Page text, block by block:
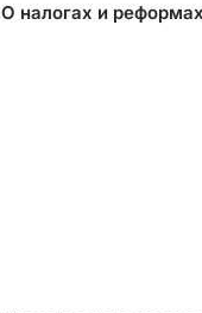
О налогах и реформах